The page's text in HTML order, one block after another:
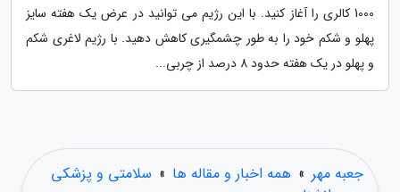
1000 کالری را آغاز کنید. با این رژیم می توانید در عرض یک هفته سایز
پهلو و شکم خود را به طور چشمگیری کاهش دهید. با رژیم لاغری شکم
و پهلو در یک هفته حدود 8 درصد از چربی...
جعبه مهر » همه اخبار و مقاله ها » سلامتی و پزشکی